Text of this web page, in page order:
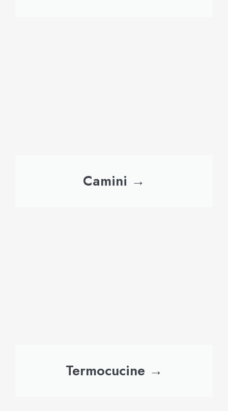
Camini →
Termocucine →